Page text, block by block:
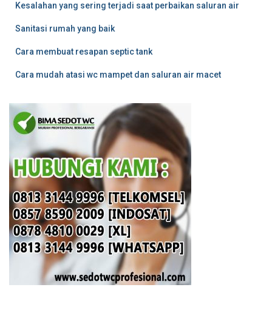
Kesalahan yang sering terjadi saat perbaikan saluran air
Sanitasi rumah yang baik
Cara membuat resapan septic tank
Cara mudah atasi wc mampet dan saluran air macet